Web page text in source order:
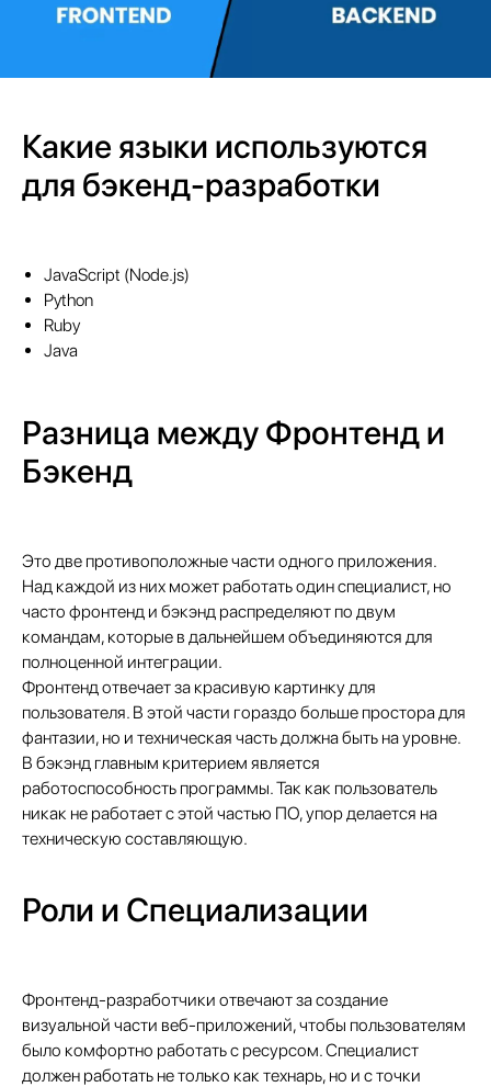
Какие языки используются
для бэкенд-разработки
JavaScript (Node.js)
Python
Ruby
Java
Разница между Фронтенд и
Бэкенд
Это две противоположные части одного приложения.
Над каждой из них может работать один специалист, но
часто фронтенд и бэкэнд распределяют по двум
командам, которые в дальнейшем объединяются для
полноценной интеграции.
Фронтенд отвечает за красивую картинку для
пользователя. В этой части гораздо больше простора для
фантазии, но и техническая часть должна быть на уровне.
В бэкэнд главным критерием является
работоспособность программы. Так как пользователь
никак не работает с этой частью ПО, упор делается на
техническую составляющую.
Роли и Специализации
Фронтенд-разработчики отвечают за создание
визуальной части веб-приложений, чтобы пользователям
было комфортно работать с ресурсом. Специалист
должен работать не только как технарь, но и с точки